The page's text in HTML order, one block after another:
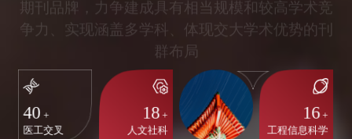
期刊导航
40 +
医工交叉
18 +
人文社科
16 +
工程信息科学